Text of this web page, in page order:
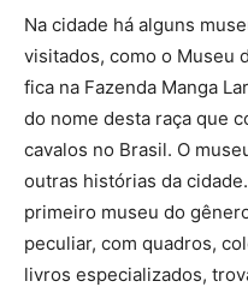
Na cidade há alguns
visitados, como o Museu
fica na Fazenda Manga
do nome desta raça que
cavalos no Brasil. O
outras histórias da
primeiro museu do
peculiar, com quadros,
livros especializados,